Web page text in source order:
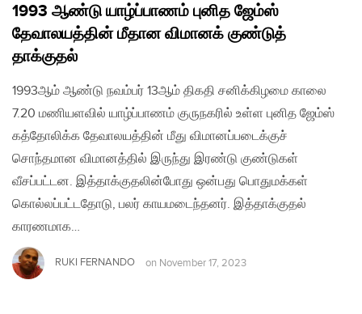
1993 ஆண்டு யாழ்ப்பாணம் புனித ஜேம்ஸ்
தேவாலயத்தின் மீதான விமானக் குண்டுத்
தாக்குதல்
1993ஆம் ஆண்டு நவம்பர் 13ஆம் திகதி சனிக்கிழமை காலை
7.20 மணியளவில் யாழ்ப்பாணம் குருநகரில் உள்ள புனித ஜேம்ஸ்
கத்தோலிக்க தேவாலயத்தின் மீது விமானப்படைக்குச்
சொந்தமான விமானத்தில் இருந்து இரண்டு குண்டுகள்
வீசப்பட்டன. இத்தாக்குதலின்போது ஒன்பது பொதுமக்கள்
கொல்லப்பட்டதோடு, பலர் காயமடைந்தனர். இத்தாக்குதல்
காரணமாக…
RUKI FERNANDO on November 17, 2023